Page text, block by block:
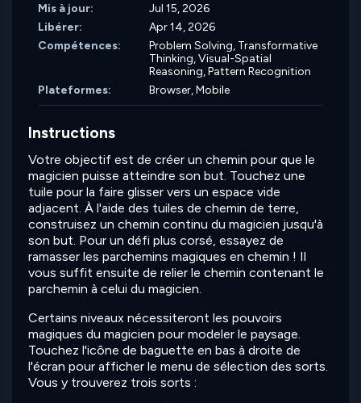
Mis à jour:
Jul 15, 2026
Libérer:
Apr 14, 2026
Compétences:
Problem Solving, Transformative
Thinking,Visual-Spatial
Reasoning,Pattern Recognition
Plateformes:
Browser, Mobile
Instructions
Votre objectif est de créer un chemin pour que le
magicien puisse atteindre son but. Touchez une
tuile pour la faire glisser vers un espace vide
adjacent. À l'aide des tuiles de chemin de terre,
construisez un chemin continu du magicien jusqu'à
son but. Pour un défi plus corsé, essayez de
ramasser les parchemins magiques en chemin ! Il
vous suffit ensuite de relier le chemin contenant le
parchemin à celui du magicien.
Certains niveaux nécessiteront les pouvoirs
magiques du magicien pour modeler le paysage.
Touchez l'icône de baguette en bas à droite de
l'écran pour afficher le menu de sélection des sorts.
Vous y trouverez trois sorts :